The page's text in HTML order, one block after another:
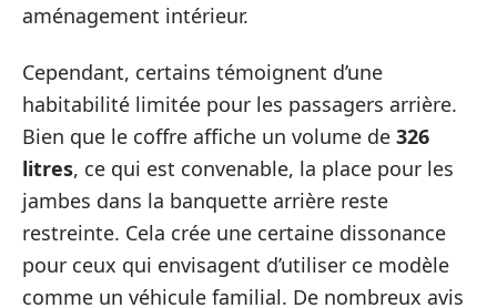
aménagement intérieur.
Cependant, certains témoignent d’une
habitabilité limitée pour les passagers arrière.
Bien que le coffre affiche un volume de 326
litres, ce qui est convenable, la place pour les
jambes dans la banquette arrière reste
restreinte. Cela crée une certaine dissonance
pour ceux qui envisagent d’utiliser ce modèle
comme un véhicule familial. De nombreux avis